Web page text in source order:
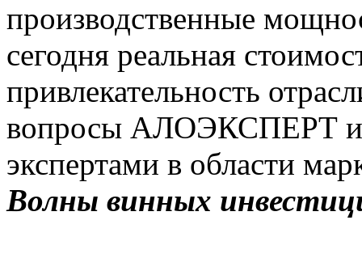
производственные
сегодня реальная
привлекательность
вопросы АЛОЭКСПЕРТ
экспертами в области
Волны винных